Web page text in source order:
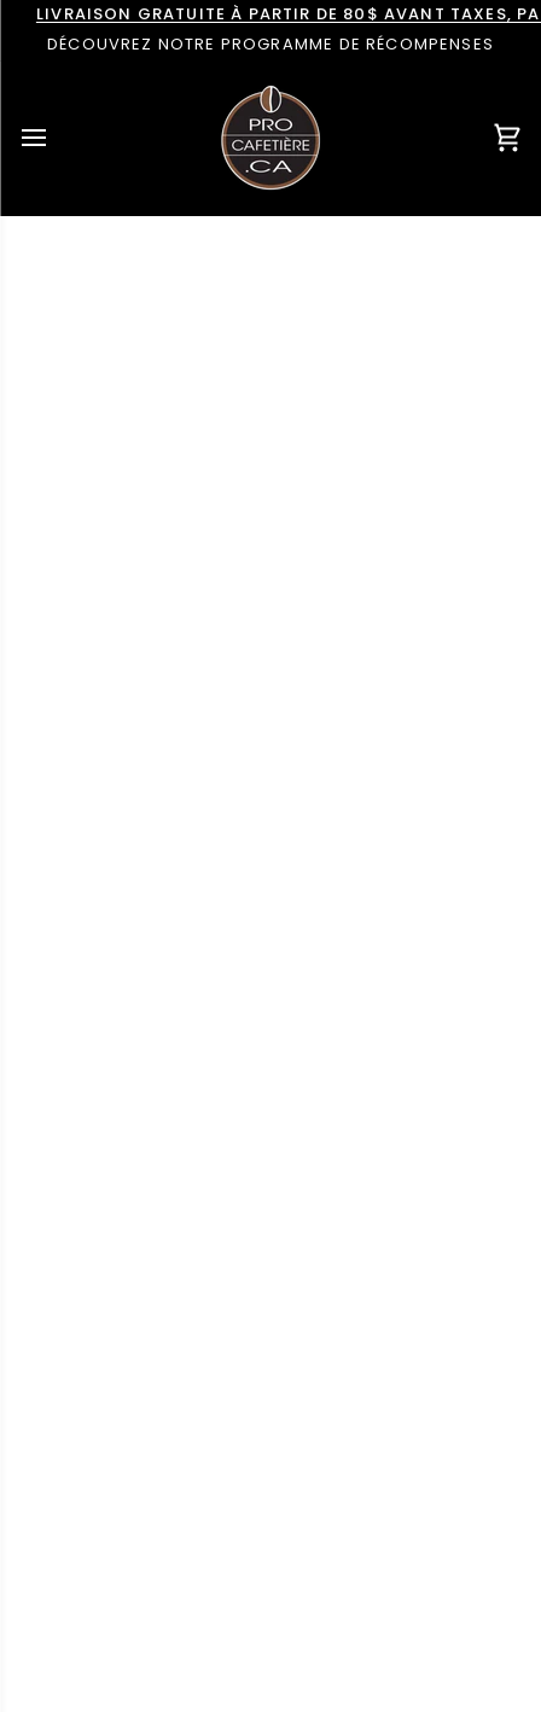
Passer
contenu
LIVRAISON GRATUITE À PARTIR DE 80$ AVANT TAXES,
DÉCOUVREZ NOTRE PROGRAMME DE RÉCOMPENSES